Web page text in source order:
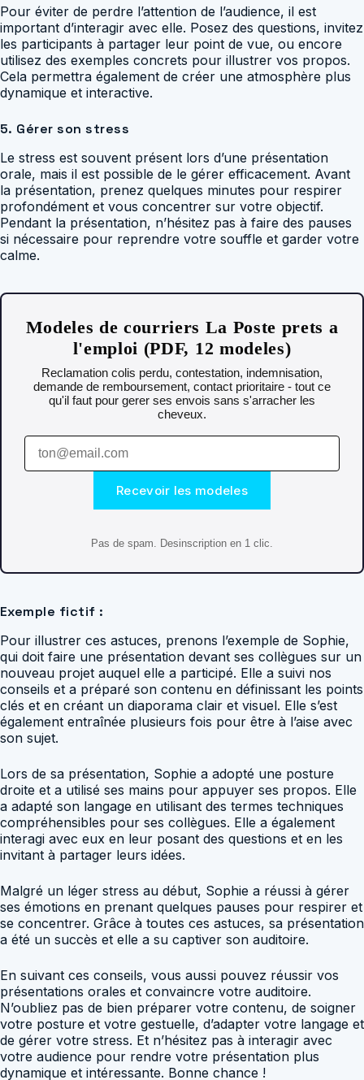
Pour éviter de perdre l’attention de l’audience, il est
important d’interagir avec elle. Posez des questions, invitez
les participants à partager leur point de vue, ou encore
utilisez des exemples concrets pour illustrer vos propos.
Cela permettra également de créer une atmosphère plus
dynamique et interactive.
5. Gérer son stress
Le stress est souvent présent lors d’une présentation
orale, mais il est possible de le gérer efficacement. Avant
la présentation, prenez quelques minutes pour respirer
profondément et vous concentrer sur votre objectif.
Pendant la présentation, n’hésitez pas à faire des pauses
si nécessaire pour reprendre votre souffle et garder votre
calme.
Modeles de courriers La Poste prets a
l'emploi (PDF, 12 modeles)
Reclamation colis perdu, contestation, indemnisation,
demande de remboursement, contact prioritaire - tout ce
qu'il faut pour gerer ses envois sans s'arracher les
cheveux.
Recevoir les modeles
Pas de spam. Desinscription en 1 clic.
Exemple fictif :
Pour illustrer ces astuces, prenons l’exemple de Sophie,
qui doit faire une présentation devant ses collègues sur un
nouveau projet auquel elle a participé. Elle a suivi nos
conseils et a préparé son contenu en définissant les points
clés et en créant un diaporama clair et visuel. Elle s’est
également entraînée plusieurs fois pour être à l’aise avec
son sujet.
Lors de sa présentation, Sophie a adopté une posture
droite et a utilisé ses mains pour appuyer ses propos. Elle
a adapté son langage en utilisant des termes techniques
compréhensibles pour ses collègues. Elle a également
interagi avec eux en leur posant des questions et en les
invitant à partager leurs idées.
Malgré un léger stress au début, Sophie a réussi à gérer
ses émotions en prenant quelques pauses pour respirer et
se concentrer. Grâce à toutes ces astuces, sa présentation
a été un succès et elle a su captiver son auditoire.
En suivant ces conseils, vous aussi pouvez réussir vos
présentations orales et convaincre votre auditoire.
N’oubliez pas de bien préparer votre contenu, de soigner
votre posture et votre gestuelle, d’adapter votre langage et
de gérer votre stress. Et n’hésitez pas à interagir avec
votre audience pour rendre votre présentation plus
dynamique et intéressante. Bonne chance !